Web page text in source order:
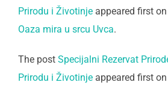
Prirodu i Životinje appeared first on
Oaza mira u srcu Uvca.
The post Specijalni Rezervat
Prirodu i Životinje appeared first on